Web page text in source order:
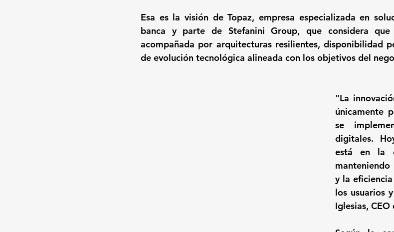
Esa es la visión de Topaz, empresa especializada en
banca y parte de Stefanini Group, que considera
acompañada por arquitecturas resilientes, disponibilidad
de evolución tecnológica alineada con los objetivos del
"La
únicamente
se
digitales.
está en la
y la
los usuarios
Iglesias, CEO